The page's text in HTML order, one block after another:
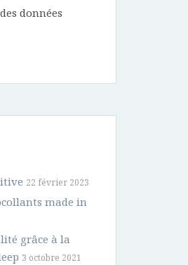
données
22 février 2023
made in
grâce à la
3 octobre 2021